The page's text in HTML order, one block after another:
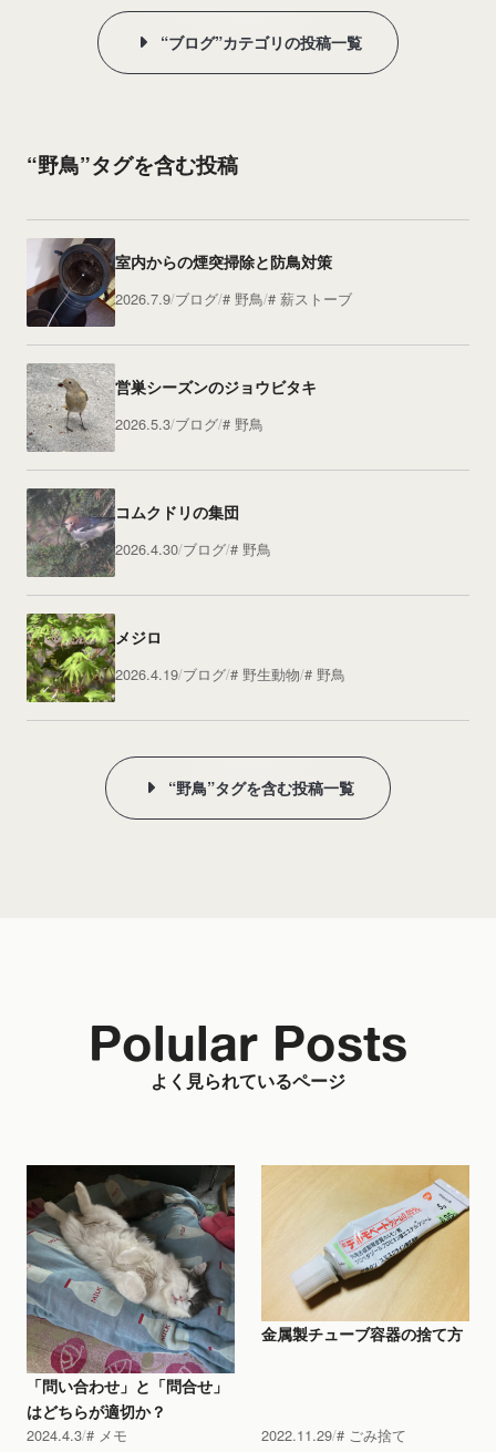
“ブログ”カテゴリの投稿一覧
“野鳥”タグを含む投稿
室内からの煙突掃除と防鳥対策
2026.7.9 ブログ 野鳥 薪ストーブ
営巣シーズンのジョウビタキ
2026.5.3 ブログ 野鳥
コムクドリの集団
2026.4.30 ブログ 野鳥
メジロ
2026.4.19 ブログ 野生動物 野鳥
“野鳥”タグを含む投稿一覧
よく見られているページ
Polular Posts
「問い合わせ」と「問合せ」
はどちらが適切か？
2024.4.3 メモ
金属製チューブ容器の捨て方
2022.11.29 ごみ捨て